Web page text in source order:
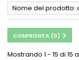
Nome del prodotto:
CONFRONTA (0)
Mostrando 1 - 15 di 15